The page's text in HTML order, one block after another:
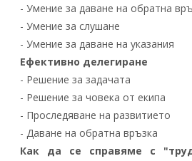
- Умение за даване на обратна
- Умение за слушане
- Умение за даване на указания
Ефективно делегиране
- Решение за задачата
- Решение за човека от екипа
- Проследяване на развитието
- Даване на обратна връзка
Как да се справяме с